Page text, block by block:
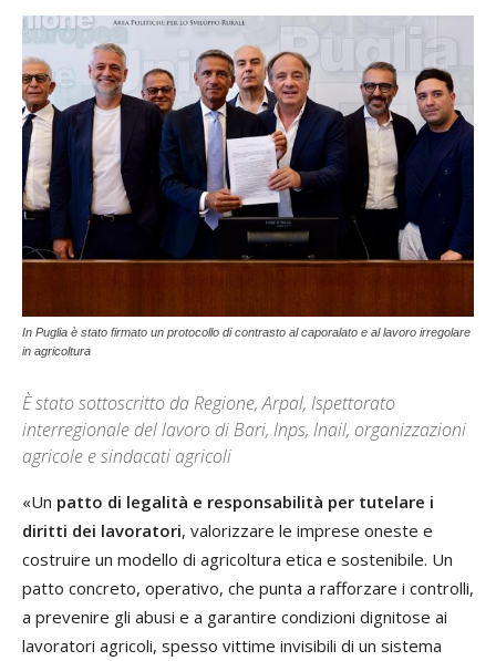
In Puglia è stato firmato un protocollo di contrasto al caporalato e al lavoro irregolare
in agricoltura
È stato sottoscritto da Regione, Arpal, Ispettorato
interregionale del lavoro di Bari, Inps, Inail, organizzazioni
agricole e sindacati agricoli
«Un patto di legalità e responsabilità per tutelare i
diritti dei lavoratori, valorizzare le imprese oneste e
costruire un modello di agricoltura etica e sostenibile. Un
patto concreto, operativo, che punta a rafforzare i controlli,
a prevenire gli abusi e a garantire condizioni dignitose ai
lavoratori agricoli, spesso vittime invisibili di un sistema